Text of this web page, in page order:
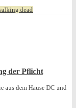
dead
der Pflicht
aus dem Hause DC und